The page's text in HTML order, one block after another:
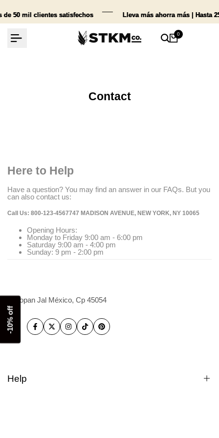
alde 50 mil clientes satisfechos Lleva más ahorra más | Hasta
de 50 mil clientes satisfechos Lleva más ahorra más | Hasta
de 50 mil clientes satisfechos Lleva más ahorra más | Hasta
0
Contact
Here to Help
Have a question? You may find an answer in our FAQs. But you
can also contact us:
Call Us: 800-123-4567747 MADISON AVENUE, NEW YORK, NY 10065
Opening Hours:
Monday to Friday 9:00 am - 6:00 pm
Saturday 9:00 am - 4:00 pm
Sunday: 9 pm - 2:00 pm
Zapopan Jal México, Cp 45054
Facebook
TwitterInstagram
TikTokPinterest
Help
Jesús en México, Mexico compro
-10% off